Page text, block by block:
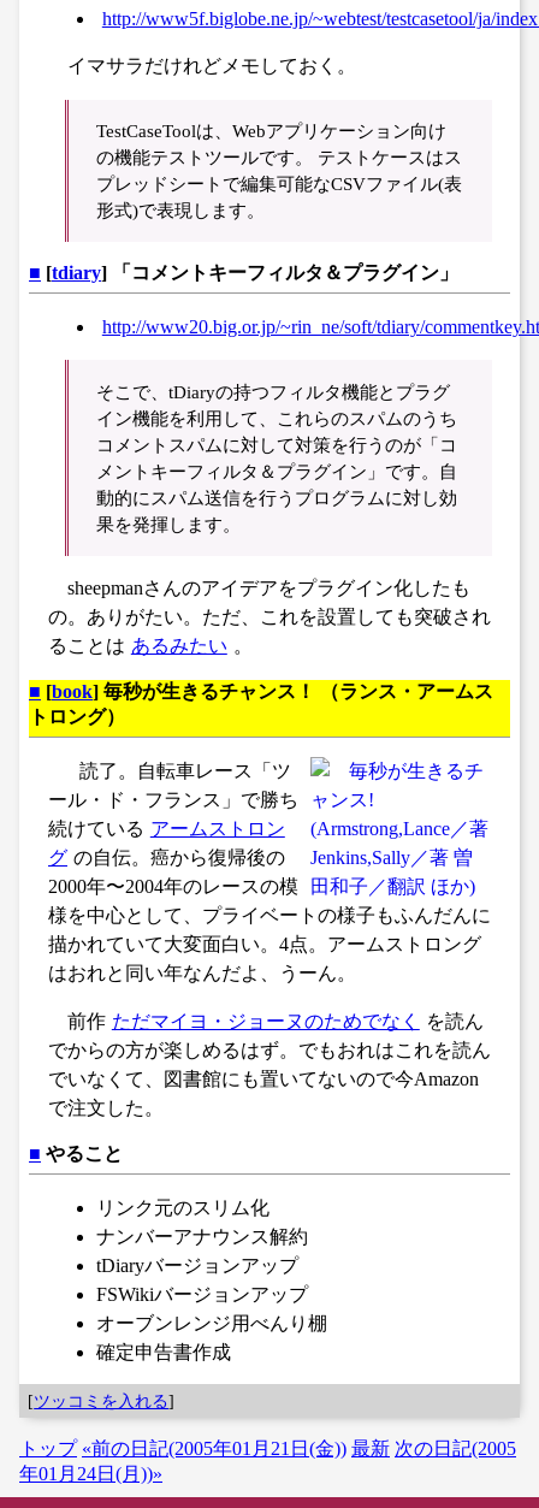
http://www5f.biglobe.ne.jp/~webtest/testcasetool/ja/
イマサラだけれどメモしておく。
TestCaseToolは、Webアプリケーション向け
の機能テストツールです。 テストケースはス
プレッドシートで編集可能なCSVファイル(表
形式)で表現します。
■ [tdiary] 「コメントキーフィルタ＆プラグイン」
http://www20.big.or.jp/~rin_ne/soft/tdiary/
そこで、tDiaryの持つフィルタ機能とプラグ
イン機能を利用して、これらのスパムのうち
コメントスパムに対して対策を行うのが「コ
メントキーフィルタ＆プラグイン」です。自
動的にスパム送信を行うプログラムに対し効
果を発揮します。
sheepmanさんのアイデアをプラグイン化したも
の。ありがたい。ただ、これを設置しても突破され
ることは あるみたい 。
■ [book] 毎秒が生きるチャンス！ （ランス・アームス
トロング）
読了。自転車レース「ツ
ール・ド・フランス」で勝ち
続けている アームストロン
グ の自伝。癌から復帰後の
2000年〜2004年のレースの模
様を中心として、プライベートの様子もふんだんに
描かれていて大変面白い。4点。アームストロング
はおれと同い年なんだよ、うーん。
前作 ただマイヨ・ジョーヌのためでなく
を読ん
でからの方が楽しめるはず。でもおれはこれを読ん
でいなくて、図書館にも置いてないので今Amazon
で注文した。
■ やること
リンク元のスリム化
ナンバーアナウンス解約
tDiaryバージョンアップ
FSWikiバージョンアップ
オーブンレンジ用べんり棚
確定申告書作成
[ツッコミを入れる]
トップ «前の日記(2005年01月21日(金)) 最新 次の日記(2005
年01月24日(月))»